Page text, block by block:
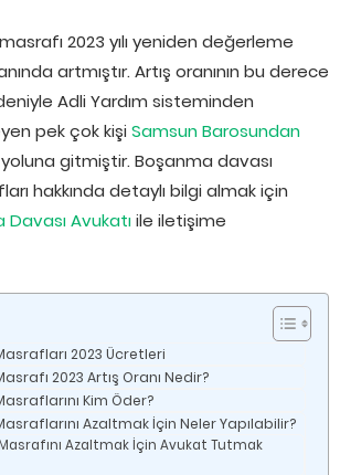
2023 yılı yeniden değerleme
artmıştır. Artış oranının bu derece
Adli Yardım sisteminden
pek çok kişi Samsun Barosundan
gitmiştir. Boşanma davası
hakkında detaylı bilgi almak için
Avukatıile iletişime
2023 Ücretleri
2023 Artış Oranı Nedir?
Kim Öder?
Azaltmak İçin Neler Yapılabilir?
Azaltmak İçin Avukat Tutmak